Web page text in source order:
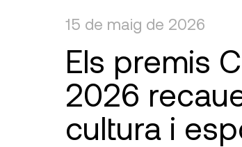
15 de maig de 2026
Els premis
2026
cultura i